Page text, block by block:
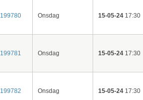
199780 Onsdag 15-05-2417:30
199781 Onsdag 15-05-2417:30
199782 Onsdag 15-05-2417:30